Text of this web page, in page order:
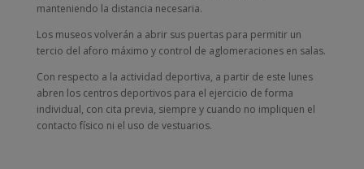
manteniendo la distancia necesaria.
Los museos volverán a abrir sus puertas para permitir un
tercio del aforo máximo y control de aglomeraciones en salas.
Con respecto a la actividad deportiva, a partir de este lunes
abren los centros deportivos para el ejercicio de forma
individual, con cita previa, siempre y cuando no impliquen el
contacto físico ni el uso de vestuarios.